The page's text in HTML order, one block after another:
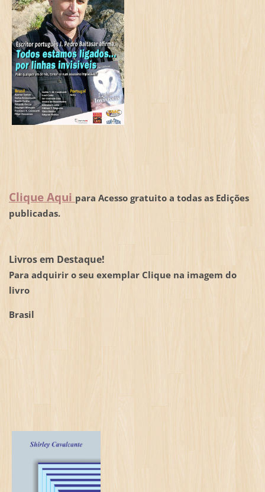
Clique Aqui para Acesso gratuito a todas as Edições
publicadas.
Livros em Destaque!
Para adquirir o seu exemplar Clique na imagem do
livro
Brasil